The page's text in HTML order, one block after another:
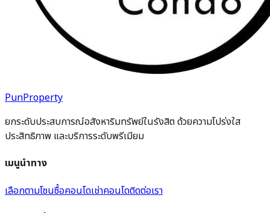
PunProperty
ยกระดับประสบการณ์อสังหาริมทรัพย์ในรังสิต ด้วยความโปร่งใส
ประสิทธิภาพ และบริการระดับพรีเมียม
เมนูนำทาง
เลือกตามโซนซื้อคอนโดเช่าคอนโดติดต่อเรา